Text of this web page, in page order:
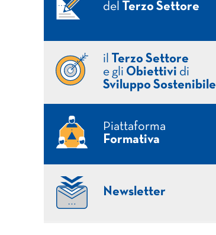
del
Terzo Settore
il
Terzo Settore
e gli Obiettivi di
Sviluppo Sostenibile
Piattaforma
Formativa
Newsletter